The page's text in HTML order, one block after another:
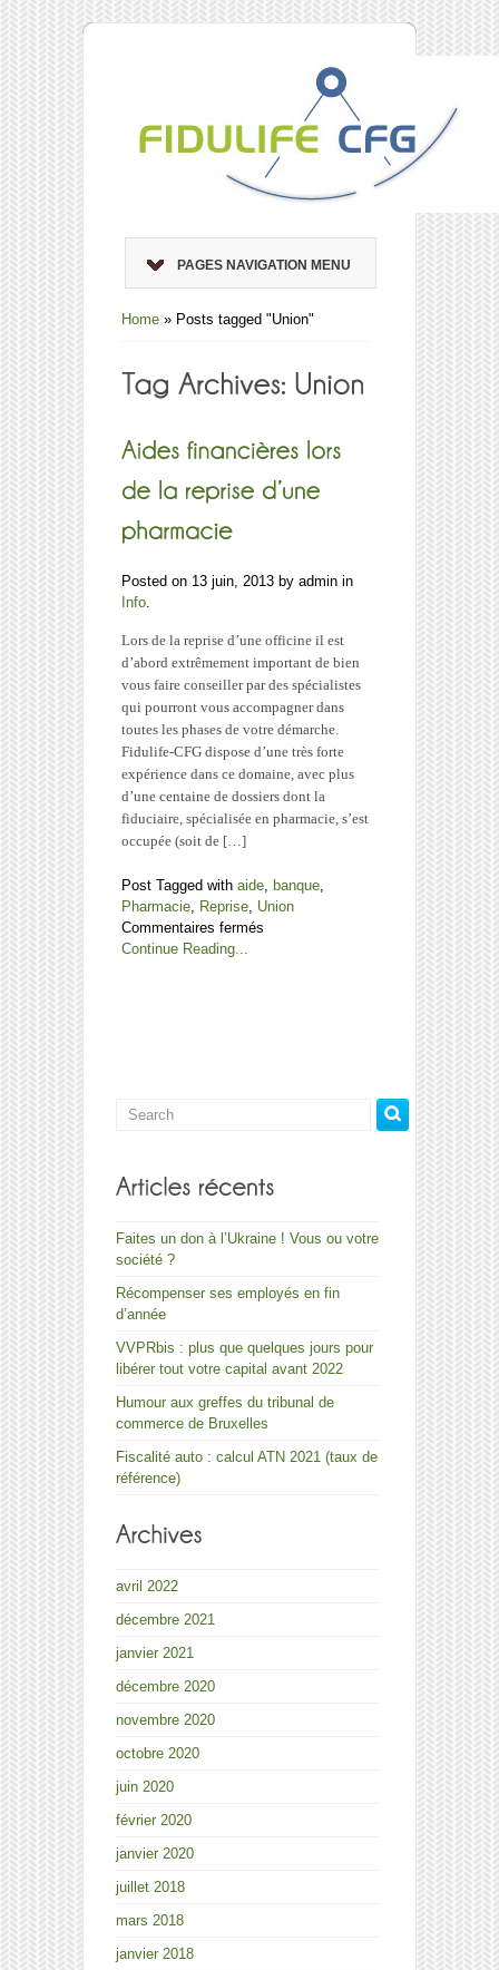
PAGES NAVIGATION MENU
Home » Posts tagged "Union"
Posted on 13 juin, 2013 by admin in
Info.
Lors de la reprise d’une officine il est
d’abord extrêmement important de bien
vous faire conseiller par des spécialistes
qui pourront vous accompagner dans
toutes les phases de votre démarche.
Fidulife-CFG dispose d’une très forte
expérience dans ce domaine, avec plus
d’une centaine de dossiers dont la
fiduciaire, spécialisée en pharmacie, s’est
occupée (soit de […]
Post Tagged with aide, banque,
Pharmacie, Reprise, Union
Commentaires fermés
Continue Reading...
Faites un don à l’Ukraine ! Vous ou votre
société ?
Récompenser ses employés en fin
d’année
VVPRbis : plus que quelques jours pour
libérer tout votre capital avant 2022
Humour aux greffes du tribunal de
commerce de Bruxelles
Fiscalité auto : calcul ATN 2021 (taux de
référence)
avril 2022
décembre 2021
janvier 2021
décembre 2020
novembre 2020
octobre 2020
juin 2020
février 2020
janvier 2020
juillet 2018
mars 2018
janvier 2018